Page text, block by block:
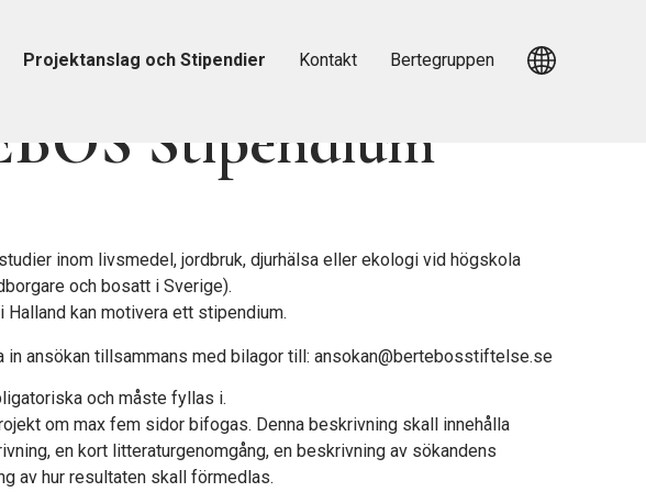
Projektanslag och Stipendier Kontakt Bertegruppen
Stipendium
inom livsmedel, jordbruk, djurhälsa eller ekologi vid högskola
och bosatt i Sverige).
kan motivera ett stipendium.
in ansökan tillsammans med bilagor till: ansokan@bertebosstiftelse.se
och måste fyllas i.
om max fem sidor bifogas. Denna beskrivning skall innehålla
en kort litteraturgenomgång, en beskrivning av sökandens
av hur resultaten skall förmedlas.